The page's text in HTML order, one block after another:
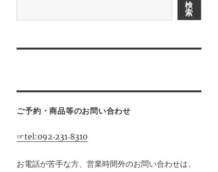
検
索
ご予約・商品等のお問い合わせ
☞tel:092‐231‐8310
お電話が苦手な方、営業時間外のお問い合わせは、